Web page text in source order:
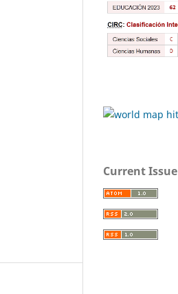
Current Issue